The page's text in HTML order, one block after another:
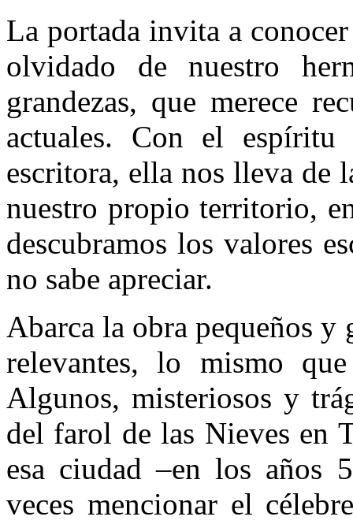
La portada invita a
olvidado de nuestro
grandezas, que merece
actuales. Con el
escritora, ella nos lleva de
nuestro propio territorio,
descubramos los valores
no sabe apreciar.
Abarca la obra pequeños y
relevantes, lo mismo
Algunos, misteriosos y
del farol de las Nieves en
esa ciudad –en los años
veces mencionar el